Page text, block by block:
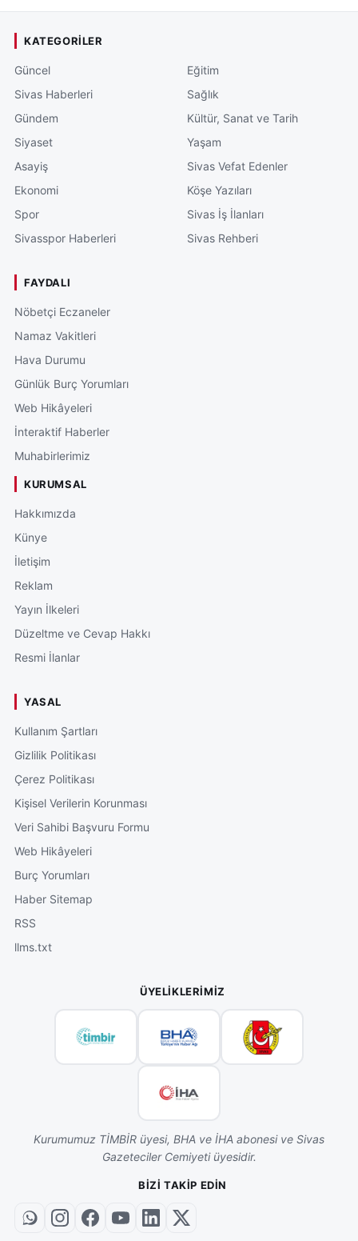
KATEGORILER
Güncel
Sivas Haberleri
Gündem
Siyaset
Asayiş
Ekonomi
Spor
Sivasspor Haberleri
Eğitim
Sağlık
Kültür, Sanat ve Tarih
Yaşam
Sivas Vefat Edenler
Köşe Yazıları
Sivas İş İlanları
Sivas Rehberi
FAYDALI
Nöbetçi Eczaneler
Namaz Vakitleri
Hava Durumu
Günlük Burç Yorumları
Web Hikâyeleri
İnteraktif Haberler
Muhabirlerimiz
KURUMSAL
Hakkımızda
Künye
İletişim
Reklam
Yayın İlkeleri
Düzeltme ve Cevap Hakkı
Resmi İlanlar
YASAL
Kullanım Şartları
Gizlilik Politikası
Çerez Politikası
Kişisel Verilerin Korunması
Veri Sahibi Başvuru Formu
Web Hikâyeleri
Burç Yorumları
Haber Sitemap
RSS
llms.txt
ÜYELIKLERIMIZ
Kurumumuz TİMBİR üyesi, BHA ve İHA abonesi ve Sivas
Gazeteciler Cemiyeti üyesidir.
BIZI TAKIP EDIN